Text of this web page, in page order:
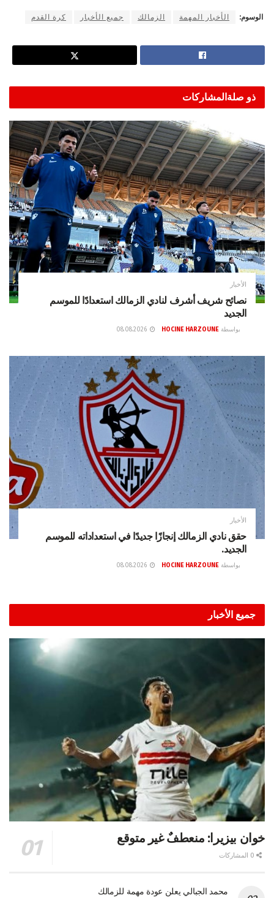
الوسوم: الأخبار المهمة الزمالك جميع الأخبار كرة القدم
ذو صلةالمشاركات
الأخبار
نصائح شريف أشرف لنادي الزمالك استعدادًا للموسم
الجديد
بواسطة HOCINE HARZOUNE
الأخبار
حقق نادي الزمالك إنجازًا جديدًا في استعداداته للموسم
الجديد.
بواسطة HOCINE HARZOUNE
جميع الأخبار
خوان بيزيرا: منعطفٌ غير متوقع
محمد الجبالي يعلن عودة مهمة للزمالك